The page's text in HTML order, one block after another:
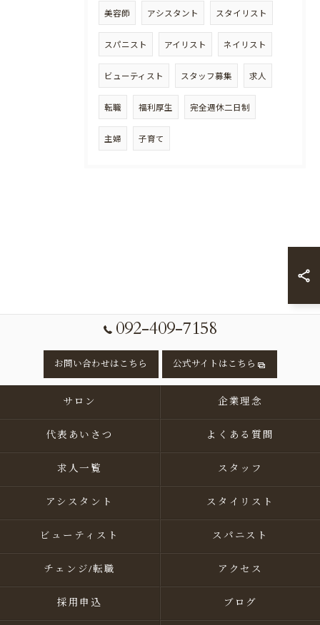
美容師 アシスタント スタイリスト
スパニスト アイリスト ネイリスト
ビューティスト スタッフ募集 求人
転職 福利厚生 完全週休二日制
主婦 子育て
092-409-7158
お問い合わせはこちら 公式サイトはこちら
サロン 企業理念
代表あいさつ よくある質問
求人一覧 スタッフ
アシスタント スタイリスト
ビューティスト スパニスト
チェンジ/転職 アクセス
採用申込 ブログ